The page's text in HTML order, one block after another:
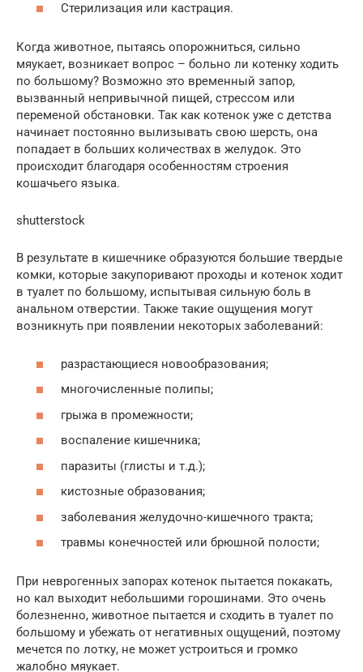
Стерилизация или кастрация.
Когда животное, пытаясь опорожниться, сильно
мяукает, возникает вопрос – больно ли котенку ходить
по большому? Возможно это временный запор,
вызванный непривычной пищей, стрессом или
переменой обстановки. Так как котенок уже с детства
начинает постоянно вылизывать свою шерсть, она
попадает в больших количествах в желудок. Это
происходит благодаря особенностям строения
кошачьего языка.
shutterstock
В результате в кишечнике образуются большие твердые
комки, которые закупоривают проходы и котенок ходит
в туалет по большому, испытывая сильную боль в
анальном отверстии. Также такие ощущения могут
возникнуть при появлении некоторых заболеваний:
разрастающиеся новообразования;
многочисленные полипы;
грыжа в промежности;
воспаление кишечника;
паразиты (глисты и т.д.);
кистозные образования;
заболевания желудочно-кишечного тракта;
травмы конечностей или брюшной полости;
При неврогенных запорах котенок пытается покакать,
но кал выходит небольшими горошинами. Это очень
болезненно, животное пытается и сходить в туалет по
большому и убежать от негативных ощущений, поэтому
мечется по лотку, не может устроиться и громко
жалобно мяукает.